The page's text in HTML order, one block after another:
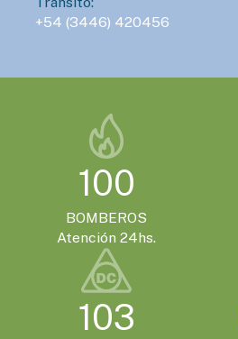
+54 (3446) 420456
100
BOMBEROS
Atención 24hs.
103